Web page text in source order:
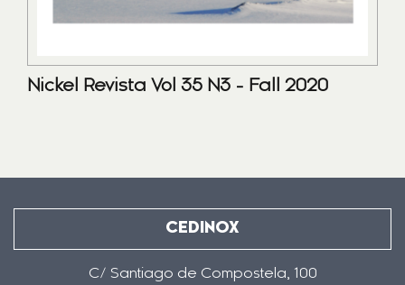
Nickel Revista Vol 35 N3 - Fall 2020
CEDINOX
C/ Santiago de Compostela, 100